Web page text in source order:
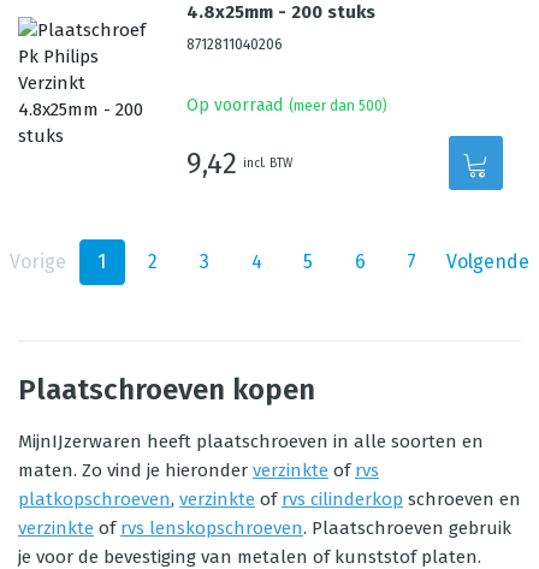
4.8x25mm - 200 stuks
8712811040206
Op voorraad (meer dan 500)
9,42 incl. BTW
Vorige 1 2 3 4 5 6 7 Volgende
Plaatschroeven kopen
MijnIJzerwaren heeft plaatschroeven in alle soorten en
maten. Zo vind je hieronder verzinkte of rvs
platkopschroeven, verzinkte of rvs cilinderkop schroeven en
verzinkte of rvs lenskopschroeven. Plaatschroeven gebruik
je voor de bevestiging van metalen of kunststof platen.